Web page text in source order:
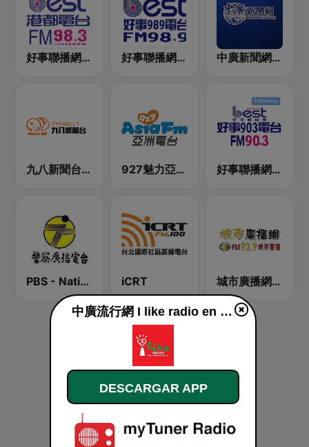
好事聯播網 港都983 Best Radio FM98.3 好事聯播網 Best Radio FM98.9 中廣新聞網 BCC News Radio
九八新聞台 News98 FM 98.1 927魅力亞洲 Asia FM 亞洲電台 好事聯播網 Best Radio FM90.3
PBS - National Transportation iCRT 城市廣播網 FM 92.9 城市廣播
中廣流行網 I like radio en vivo
DESCARGAR APP